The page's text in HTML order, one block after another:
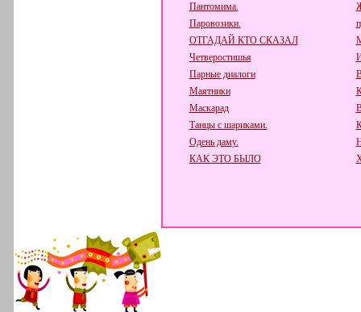
Пантомима.
Паровозики.
ОТГАДАЙ КТО СКАЗАЛ
Четверостишья
Парные диалоги
Маятники
Маскарад
Танцы с шариками.
Одень даму.
КАК ЭТО БЫЛО